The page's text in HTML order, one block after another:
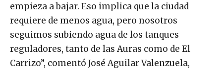
empieza a bajar. Eso implica que la ciudad
requiere de menos agua, pero nosotros
seguimos subiendo agua de los tanques
reguladores, tanto de las Auras como de El
Carrizo”, comentó José Aguilar Valenzuela,